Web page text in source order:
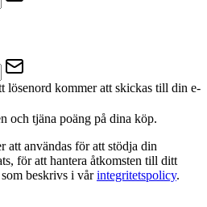
lösenord kommer att skickas till din e-
och tjäna poäng på dina köp.
att användas för att stödja din
för att hantera åtkomsten till ditt
beskrivs i vårintegritetspolicy.